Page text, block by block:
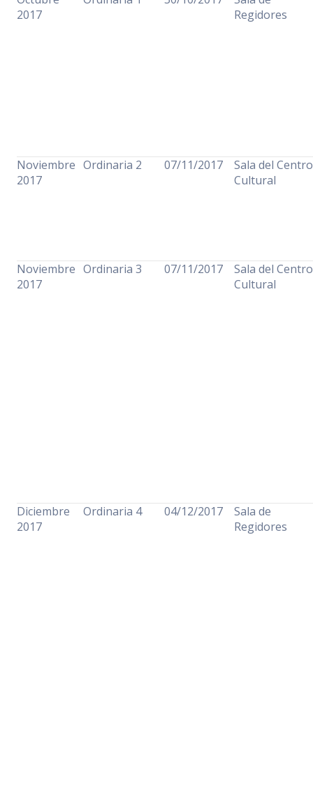
2017
Regidores
Noviembre
2017
Ordinaria 2 07/11/2017
Sala del Centro
Cultural
Noviembre
2017
Ordinaria 3 07/11/2017
Sala del Centro
Cultural
Diciembre
2017
Ordinaria 4 04/12/2017
Sala de
Regidores